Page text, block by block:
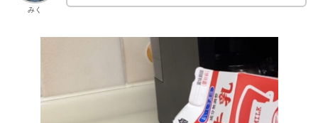
みく